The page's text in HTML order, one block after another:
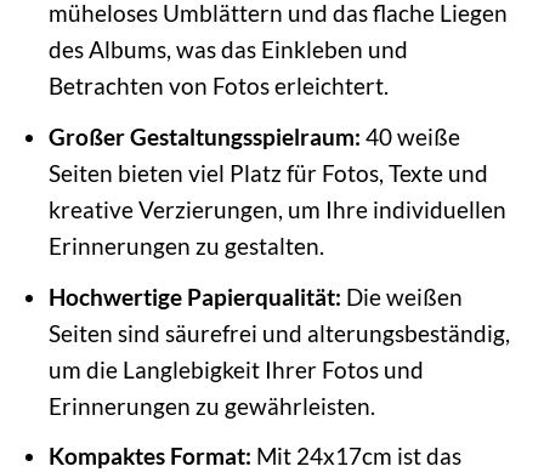
müheloses Umblättern und das flache Liegen
des Albums, was das Einkleben und
Betrachten von Fotos erleichtert.
Großer Gestaltungsspielraum: 40 weiße
Seiten bieten viel Platz für Fotos, Texte und
kreative Verzierungen, um Ihre individuellen
Erinnerungen zu gestalten.
Hochwertige Papierqualität: Die weißen
Seiten sind säurefrei und alterungsbeständig,
um die Langlebigkeit Ihrer Fotos und
Erinnerungen zu gewährleisten.
Kompaktes Format: Mit 24x17cm ist das